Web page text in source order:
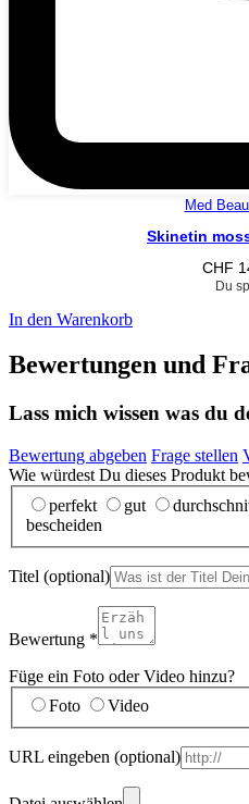
Med
Skinetin
CHF
Du
In den Warenkorb
Bewertungen und
Lass mich wissen was du
Bewertung abgeben Frage stellen
Wie würdest Du dieses Produkt
perfekt
gut
bescheiden
Titel (optional)
Bewertung *
Füge ein Foto oder Video hinzu?
Foto
Video
URL eingeben (optional)